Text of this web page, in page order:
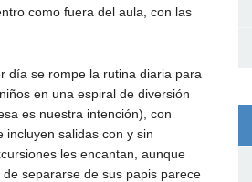
como fuera del aula, con las
día se rompe la rutina diaria para
en una espiral de diversión
es nuestra intención), con
incluyen salidas con y sin
les encantan, aunque
separarse de sus papis parece